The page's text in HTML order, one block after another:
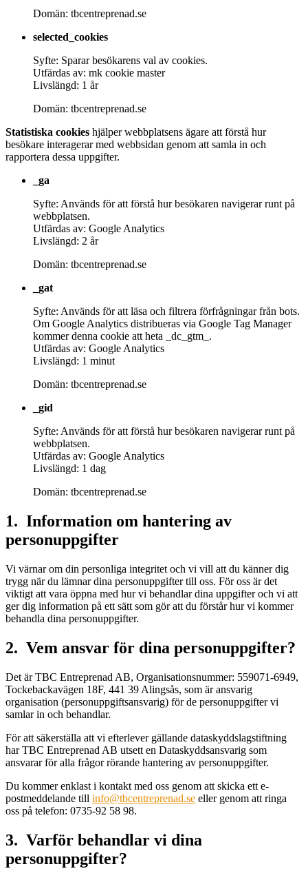
Domän: tbcentreprenad.se
selected_cookies
Syfte: Sparar besökarens val av cookies.
Utfärdas av: mk cookie master
Livslängd: 1 år
Domän: tbcentreprenad.se
Statistiska cookies hjälper webbplatsens ägare att förstå hur
besökare interagerar med webbsidan genom att samla in och
rapportera dessa uppgifter.
_ga
Syfte: Används för att förstå hur besökaren navigerar runt på
webbplatsen.
Utfärdas av: Google Analytics
Livslängd: 2 år
Domän: tbcentreprenad.se
_gat
Syfte: Används för att läsa och filtrera förfrågningar från bots.
Om Google Analytics distribueras via Google Tag Manager
kommer denna cookie att heta _dc_gtm_.
Utfärdas av: Google Analytics
Livslängd: 1 minut
Domän: tbcentreprenad.se
_gid
Syfte: Används för att förstå hur besökaren navigerar runt på
webbplatsen.
Utfärdas av: Google Analytics
Livslängd: 1 dag
Domän: tbcentreprenad.se
1. Information om hantering av
personuppgifter
Vi värnar om din personliga integritet och vi vill att du känner dig
trygg när du lämnar dina personuppgifter till oss. För oss är det
viktigt att vara öppna med hur vi behandlar dina uppgifter och vi att
ger dig information på ett sätt som gör att du förstår hur vi kommer
behandla dina personuppgifter.
2. Vem ansvar för dina personuppgifter?
Det är TBC Entreprenad AB, Organisationsnummer: 559071-6949,
Tockebackavägen 18F, 441 39 Alingsås, som är ansvarig
organisation (personuppgiftsansvarig) för de personuppgifter vi
samlar in och behandlar.
För att säkerställa att vi efterlever gällande dataskyddslagstiftning
har TBC Entreprenad AB utsett en Dataskyddsansvarig som
ansvarar för alla frågor rörande hantering av personuppgifter.
Du kommer enklast i kontakt med oss genom att skicka ett e-
postmeddelande till info@tbcentreprenad.se eller genom att ringa
oss på telefon: 0735-92 58 98.
3. Varför behandlar vi dina
personuppgifter?